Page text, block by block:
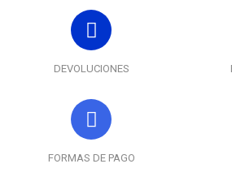
DEVOLUCIONES
FORMAS DE PAGO